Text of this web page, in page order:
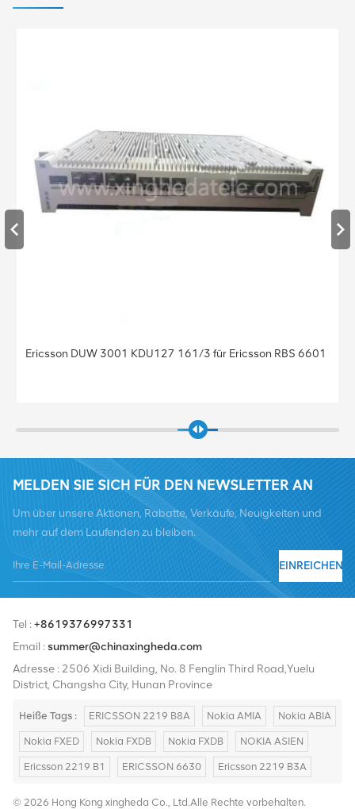
3001 KDU127 161/3 für Ericsson RBS 6601
Basisstation
MELDEN SIE SICH FÜR DEN NEWSLETTER AN
Um über unsere Aktionen, Rabatte, Verkäufe, Neuigkeiten und
mehr auf dem Laufenden zu bleiben.
EINREICHEN
Tel :+8619376997331
Email :summer@chinaxingheda.com
Adresse : 2506 Xidi Building, No. 8 Fenglin Third Road,Yuelu
District, Changsha City, Hunan Province
Heiße Tags : ERICSSON 2219 B8A Nokia AMIA Nokia ABIA
Nokia FXED Nokia FXDB Nokia FXDB NOKIA ASIEN
Ericsson 2219 B1 ERICSSON 6630 Ericsson 2219 B3A
© 2026 Hong Kong xingheda Co., Ltd.Alle Rechte vorbehalten.